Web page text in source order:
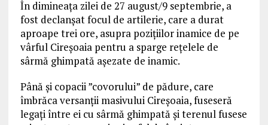
În dimineața zilei de 27 august/9 septembrie, a
fost declanșat focul de artilerie, care a durat
aproape trei ore, asupra pozițiilor inamice de pe
vârful Cireșoaia pentru a sparge rețelele de
sârmă ghimpată așezate de inamic.
Până și copacii ”covorului” de pădure, care
îmbrăca versanții masivului Cireșoaia, fuseseră
legați între ei cu sârmă ghimpată și terenul fusese